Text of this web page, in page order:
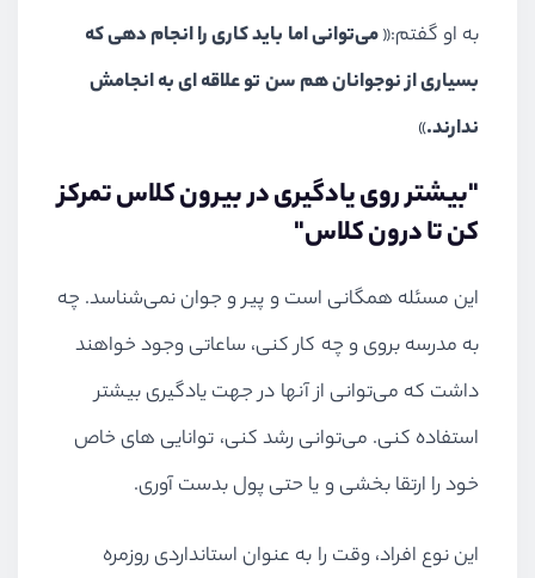
به او گفتم:«می‌توانی اما باید کاری را انجام دهی که
بسیاری از نوجوانان هم سن تو علاقه ای به انجامش
ندارند.»
"بیشتر روی یادگیری در بیرون کلاس تمرکز
کن تا درون کلاس"
این مسئله همگانی است و پیر و جوان نمی‌شناسد. چه
به مدرسه بروی و چه کار کنی، ساعاتی وجود خواهند
داشت که می‌توانی از آنها در جهت یادگیری بیشتر
استفاده کنی. می‌توانی رشد کنی، توانایی های خاص
خود را ارتقا بخشی و یا حتی پول بدست آوری.
این نوع افراد، وقت را به عنوان استانداردی روزمره